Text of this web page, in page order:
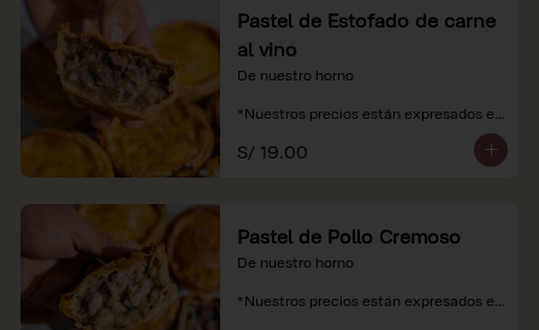
Pastel de Estofado de carne
al vino
De nuestro horno
*Nuestros precios están expresados en
recargo al consumo.
S/ 19.00
Pastel de Pollo Cremoso
De nuestro horno
*Nuestros precios están expresados en